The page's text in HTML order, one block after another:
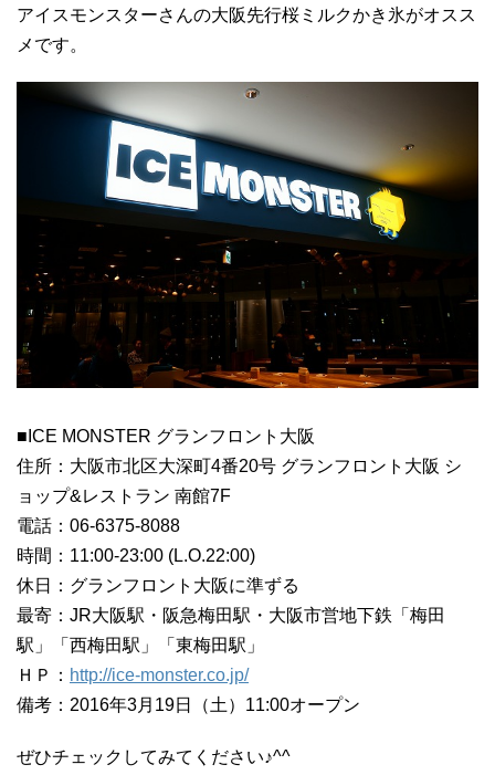
アイスモンスターさんの大阪先行桜ミルクかき氷がオスス
メです。
■ICE MONSTER グランフロント大阪
住所：大阪市北区大深町4番20号 グランフロント大阪 シ
ョップ&レストラン 南館7F
電話：06-6375-8088
時間：11:00-23:00 (L.O.22:00)
休日：グランフロント大阪に準ずる
最寄：JR大阪駅・阪急梅田駅・大阪市営地下鉄「梅田
駅」「西梅田駅」「東梅田駅」
ＨＰ： http://ice-monster.co.jp/
備考：2016年3月19日（土）11:00オープン
ぜひチェックしてみてください♪^^